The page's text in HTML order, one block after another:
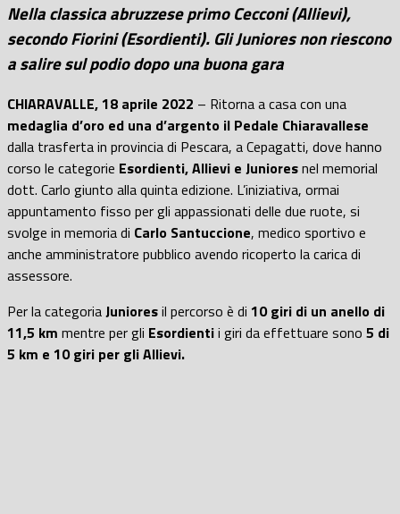
Nella classica abruzzese primo Cecconi (Allievi),
secondo Fiorini (Esordienti). Gli Juniores non riescono
a salire sul podio dopo una buona gara
CHIARAVALLE, 18 aprile 2022 – Ritorna a casa con una
medaglia d’oro ed una d’argento il Pedale Chiaravallese
dalla trasferta in provincia di Pescara, a Cepagatti, dove hanno
corso le categorie Esordienti, Allievi e Junioresnel memorial
dott. Carlo giunto alla quinta edizione. L’iniziativa, ormai
appuntamento fisso per gli appassionati delle due ruote, si
svolge in memoria di Carlo Santuccione, medico sportivo e
anche amministratore pubblico avendo ricoperto la carica di
assessore.
Per la categoriaJunioresil percorso è di 10 giri di un anello di
11,5 km mentre per gli Esordientii giri da effettuare sono 5 di
5 km e 10 giri per gli Allievi.